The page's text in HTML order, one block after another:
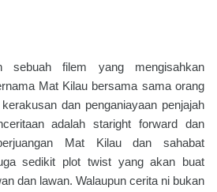
sebuah filem yang mengisahkan
Mat Kilau bersama sama orang
dan penganiayaan penjajah
adalah staright forward dan
Mat Kilau dan sahabat
sedikit plot twist yang akan buat
dan lawan. Walaupun cerita ni bukan